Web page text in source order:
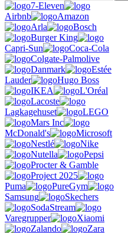
7-Eleven
Airbnb
Amazon
Arla
Bosch
Burger King
Capri-Sun
Coca-Cola
Colgate-Palmolive
Danmark
Estée
Lauder
Hugo Boss
IKEA
L'Oréal
Lacoste
Lagkagehuset
LEGO
Mars Inc
McDonald's
Microsoft
Nestlé
Nike
Nutella
Pepsi
Procter & Gamble
Project 2025
Puma
PureGym
Samsung
Skechers
SodaStream
Varegrupper
Xiaomi
Zalando
Zara